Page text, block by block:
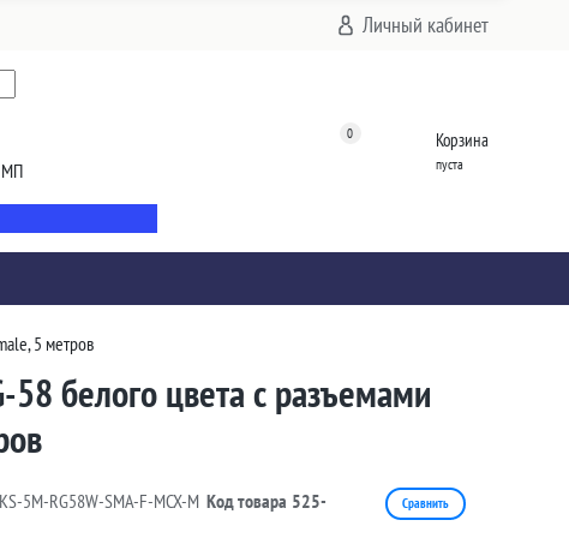
Личный кабинет
МП
0 Корзина
пуста
5 метров
белого цвета с разъемами
KS-5M-RG58W-SMA-F-MCX-M Код товара 525-
Сравнить